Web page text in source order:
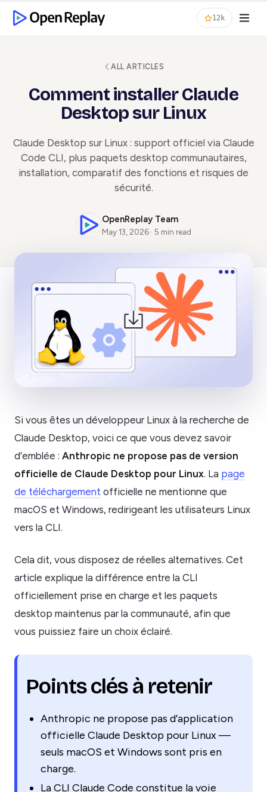
12k
ALL ARTICLES
Comment installer Claude
Desktop sur Linux
Claude Desktop sur Linux : support officiel via Claude
Code CLI, plus paquets desktop communautaires,
installation, comparatif des fonctions et risques de
sécurité.
OpenReplay Team
May 13, 2026 · 5 min read
Si vous êtes un développeur Linux à la recherche de
Claude Desktop, voici ce que vous devez savoir
d’emblée : Anthropic ne propose pas de version
officielle de Claude Desktop pour Linux. La page
de téléchargement officielle ne mentionne que
macOS et Windows, redirigeant les utilisateurs Linux
vers la CLI.
Cela dit, vous disposez de réelles alternatives. Cet
article explique la différence entre la CLI
officiellement prise en charge et les paquets
desktop maintenus par la communauté, afin que
vous puissiez faire un choix éclairé.
Points clés à retenir
Anthropic ne propose pas d’application
officielle Claude Desktop pour Linux —
seuls macOS et Windows sont pris en
charge.
La CLI Claude Code constitue la voie